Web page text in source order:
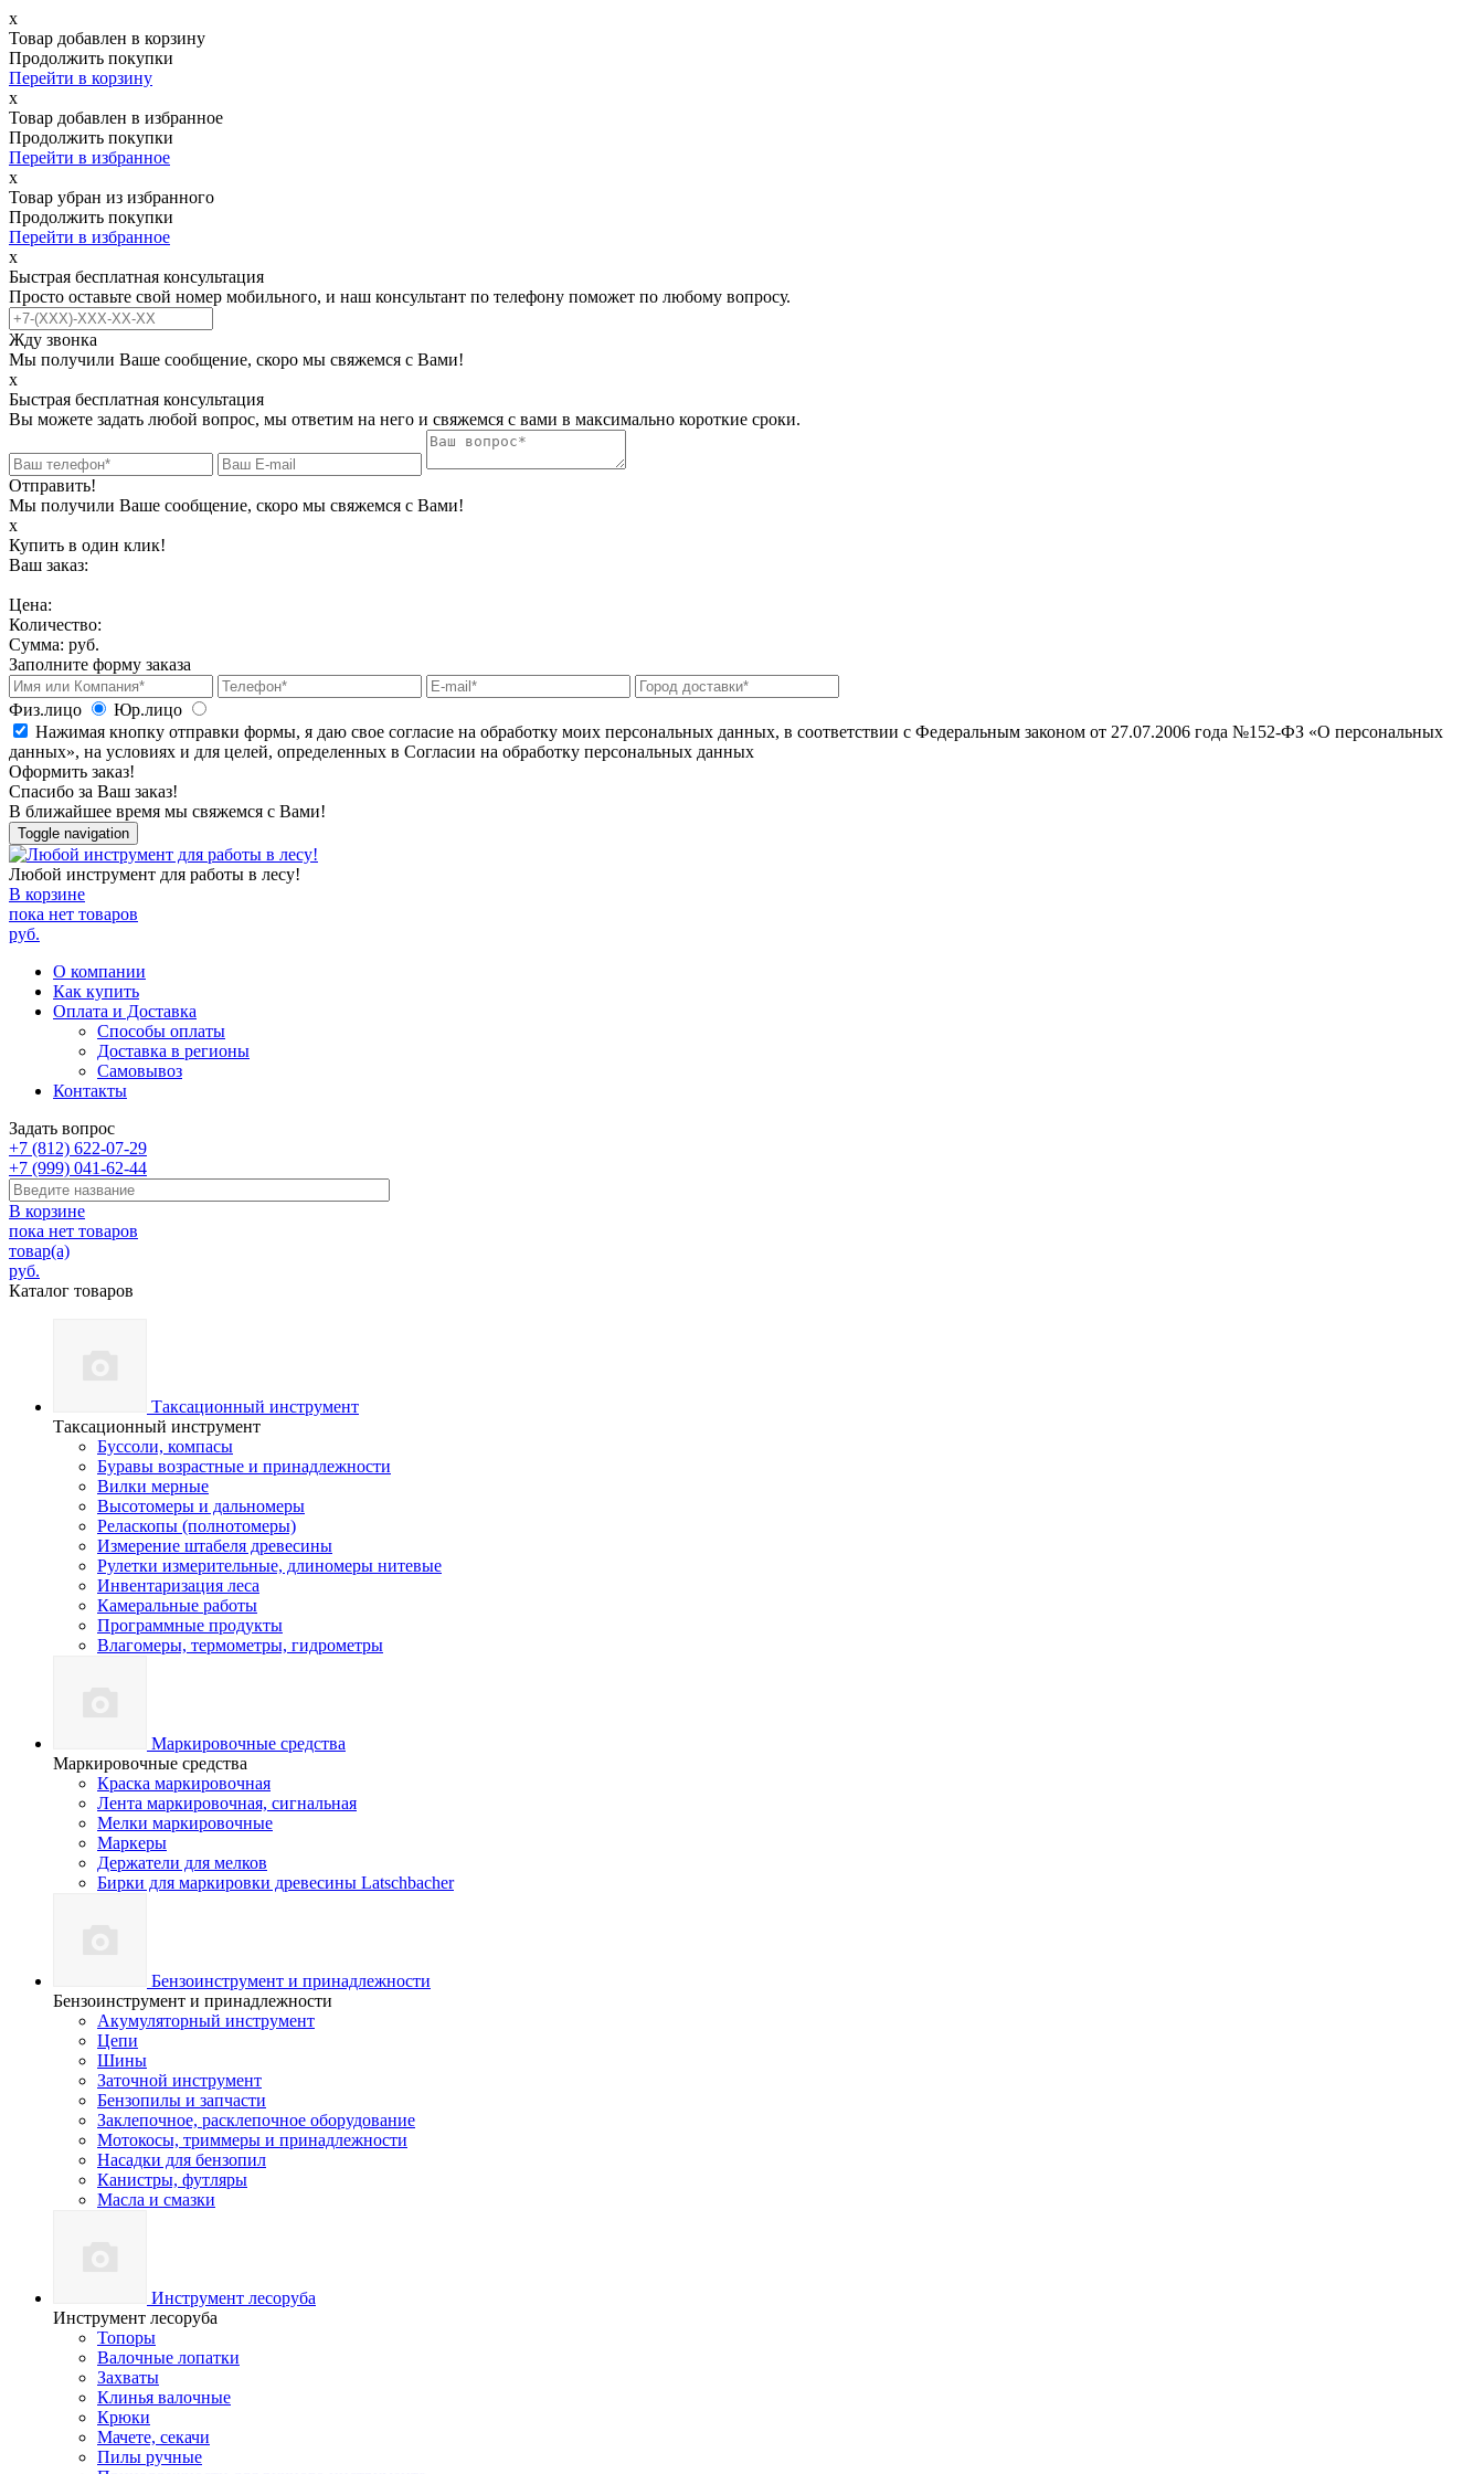
х
Товар добавлен в корзину
Продолжить покупки
Перейти в корзину
х
Товар добавлен в избранное
Продолжить покупки
Перейти в избранное
х
Товар убран из избранного
Продолжить покупки
Перейти в избранное
х
Быстрая бесплатная консультация
Просто оставьте свой номер мобильного, и наш консультант по телефону поможет по любому вопросу.
Жду звонка
Мы получили Ваше сообщение, скоро мы свяжемся с Вами!
х
Быстрая бесплатная консультация
Вы можете задать любой вопрос, мы ответим на него и свяжемся с вами в максимально короткие сроки.
Отправить!
Мы получили Ваше сообщение, скоро мы свяжемся с Вами!
х
Купить в один клик!
Ваш заказ:
Цена:
Количество:
Сумма: руб.
Заполните форму заказа
Физ.лицо
Юр.лицо
Нажимая кнопку отправки формы, я даю свое согласие на обработку моих персональных данных, в соответствии с Федеральным законом от 27.07.2006 года №152-ФЗ «О персональных
данных», на условиях и для целей, определенных в Согласии на обработку персональных данных
Оформить заказ!
Спасибо за Ваш заказ!
В ближайшее время мы свяжемся с Вами!
Toggle navigation
Любой инструмент для работы в лесу!
В корзине
пока нет товаров
руб.
О компании
Как купить
Оплата и Доставка
Способы оплаты
Доставка в регионы
Самовывоз
Контакты
Задать вопрос
+7 (812) 622-07-29
+7 (999) 041-62-44
В корзине
пока нет товаров
товар(а)
руб.
Каталог товаров
Таксационный инструмент
Таксационный инструмент
Буссоли, компасы
Буравы возрастные и принадлежности
Вилки мерные
Высотомеры и дальномеры
Реласкопы (полнотомеры)
Измерение штабеля древесины
Рулетки измерительные, длиномеры нитевые
Инвентаризация леса
Камеральные работы
Программные продукты
Влагомеры, термометры, гидрометры
Маркировочные средства
Маркировочные средства
Краска маркировочная
Лента маркировочная, сигнальная
Мелки маркировочные
Маркеры
Держатели для мелков
Бирки для маркировки древесины Latschbacher
Бензоинструмент и принадлежности
Бензоинструмент и принадлежности
Акумуляторный инструмент
Цепи
Шины
Заточной инструмент
Бензопилы и запчасти
Заклепочное, расклепочное оборудование
Мотокосы, триммеры и принадлежности
Насадки для бензопил
Канистры, футляры
Масла и смазки
Инструмент лесоруба
Инструмент лесоруба
Топоры
Валочные лопатки
Захваты
Клинья валочные
Крюки
Мачете, секачи
Пилы ручные